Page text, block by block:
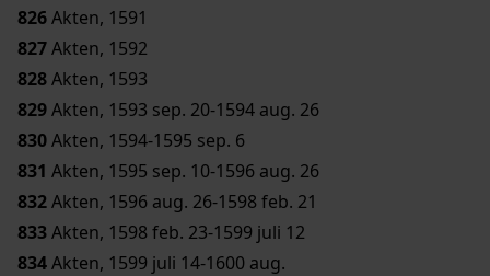
826Akten, 1591
827Akten, 1592
828Akten, 1593
829Akten, 1593 sep. 20-1594 aug. 26
830Akten, 1594-1595 sep. 6
831 Akten, 1595 sep. 10-1596 aug. 26
832Akten, 1596 aug. 26-1598 feb. 21
833Akten, 1598 feb. 23-1599 juli 12
834Akten, 1599 juli 14-1600 aug.